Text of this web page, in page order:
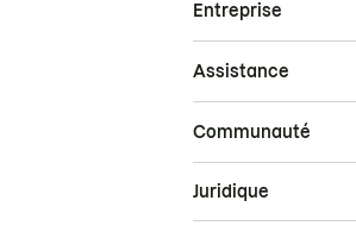
Entreprise
Assistance
Communauté
Juridique